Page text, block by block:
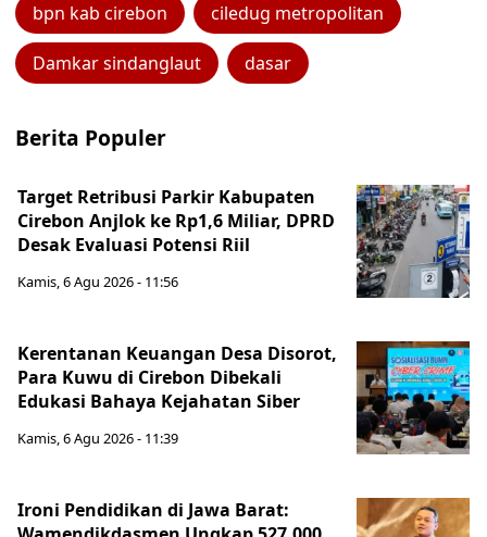
bpn kab cirebon ciledug metropolitan
Damkar sindanglaut dasar
Berita Populer
Target Retribusi Parkir Kabupaten
Cirebon Anjlok ke Rp1,6 Miliar, DPRD
Desak Evaluasi Potensi Riil
Kamis, 6 Agu 2026 - 11:56
Kerentanan Keuangan Desa Disorot,
Para Kuwu di Cirebon Dibekali
Edukasi Bahaya Kejahatan Siber
Kamis, 6 Agu 2026 - 11:39
Ironi Pendidikan di Jawa Barat: